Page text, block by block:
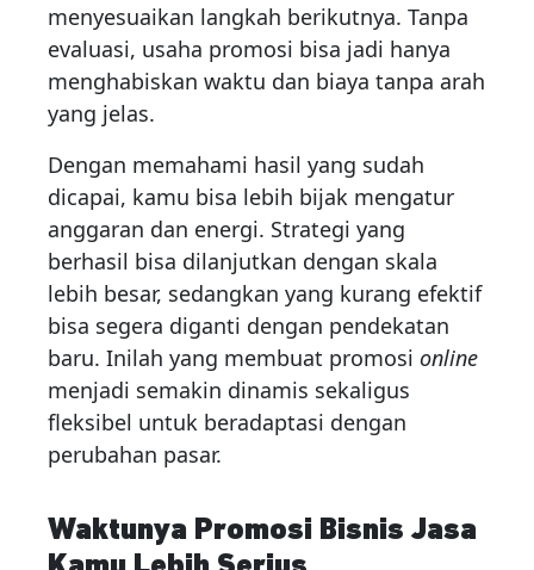
menyesuaikan langkah berikutnya. Tanpa
evaluasi, usaha promosi bisa jadi hanya
menghabiskan waktu dan biaya tanpa arah
yang jelas.
Dengan memahami hasil yang sudah
dicapai, kamu bisa lebih bijak mengatur
anggaran dan energi. Strategi yang
berhasil bisa dilanjutkan dengan skala
lebih besar, sedangkan yang kurang efektif
bisa segera diganti dengan pendekatan
baru. Inilah yang membuat promosi online
menjadi semakin dinamis sekaligus
fleksibel untuk beradaptasi dengan
perubahan pasar.
Waktunya Promosi Bisnis Jasa